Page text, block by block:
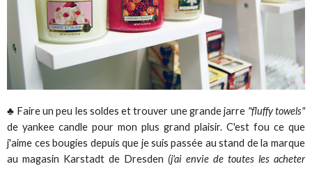
♣ Faire un peu les soldes et trouver une grande jarre "fluffy towels"
de yankee candle pour mon plus grand plaisir. C'est fou ce que
j'aime ces bougies depuis que je suis passée au stand de la marque
au magasin Karstadt de Dresden (j'ai envie de toutes les acheter